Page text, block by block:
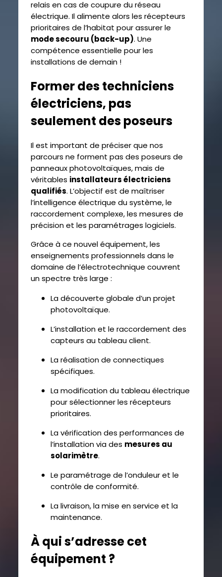
relais en cas de coupure du réseau
électrique. Il alimente alors les récepteurs
prioritaires de l’habitat pour assurer le
mode secouru (back-up). Une
compétence essentielle pour les
installations de demain !
Former des techniciens
électriciens, pas
seulement des poseurs
Il est important de préciser que nos
parcours ne forment pas des poseurs de
panneaux photovoltaïques, mais de
véritables installateurs électriciens
qualifiés. L’objectif est de maîtriser
l’intelligence électrique du système, le
raccordement complexe, les mesures de
précision et les paramétrages logiciels.
Grâce à ce nouvel équipement, les
enseignements professionnels dans le
domaine de l’électrotechnique couvrent
un spectre très large :
La découverte globale d’un projet
photovoltaïque.
L’installation et le raccordement des
capteurs au tableau client.
La réalisation de connectiques
spécifiques.
La modification du tableau électrique
pour sélectionner les récepteurs
prioritaires.
La vérification des performances de
l’installation via des mesures au
solarimètre.
Le paramétrage de l’onduleur et le
contrôle de conformité.
La livraison, la mise en service et la
maintenance.
À qui s’adresse cet
équipement ?